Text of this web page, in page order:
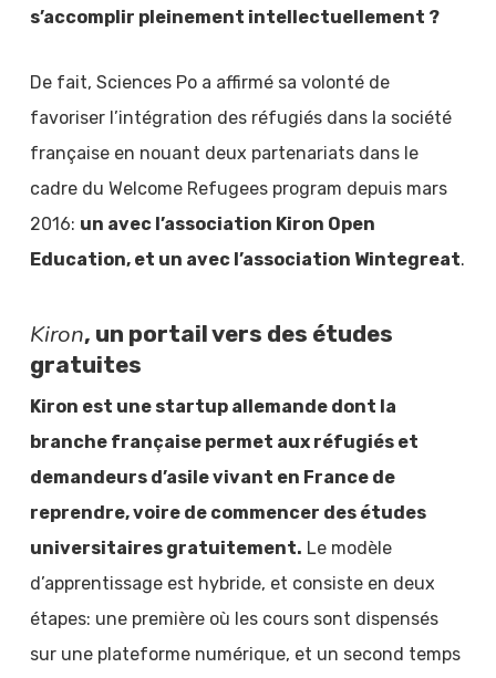
s’accomplir pleinement intellectuellement ?
De fait, Sciences Po a affirmé sa volonté de
favoriser l’intégration des réfugiés dans la société
française en nouant deux partenariats dans le
cadre du Welcome Refugees program depuis mars
2016: un avec l’association Kiron Open
Education, et un avec l’association Wintegreat.
Kiron, un portail vers des études
gratuites
Kiron est une startup allemande dont la
branche française permet aux réfugiés et
demandeurs d’asile vivant en France de
reprendre, voire de commencer des études
universitaires gratuitement. Le modèle
d’apprentissage est hybride, et consiste en deux
étapes: une première où les cours sont dispensés
sur une plateforme numérique, et un second temps